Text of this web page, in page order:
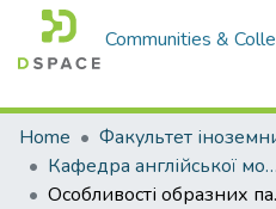
Communities &
Home
Факультет
Кафедра англійської мови та методики її навчання
Особливості